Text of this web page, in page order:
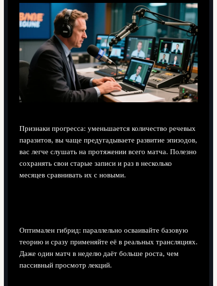
Признаки прогресса: уменьшается количество речевых
паразитов, вы чаще предугадываете развитие эпизодов,
вас легче слушать на протяжении всего матча. Полезно
сохранять свои старые записи и раз в несколько
месяцев сравнивать их с новыми.
Оптимален гибрид: параллельно осваивайте базовую
теорию и сразу применяйте её в реальных трансляциях.
Даже один матч в неделю даёт больше роста, чем
пассивный просмотр лекций.